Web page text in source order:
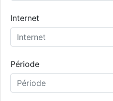
Internet
Période